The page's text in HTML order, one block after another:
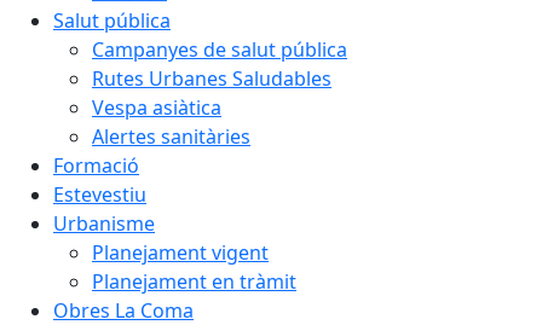
Salut pública
Campanyes de salut pública
Rutes Urbanes Saludables
Vespa asiàtica
Alertes sanitàries
Formació
Estevestiu
Urbanisme
Planejament vigent
Planejament en tràmit
Obres La Coma